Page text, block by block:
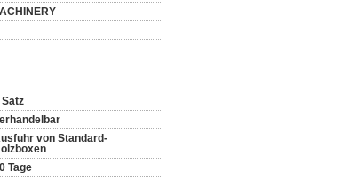
Satz
von Standard-
Tage